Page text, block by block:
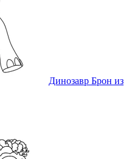
Динозавр Брон из